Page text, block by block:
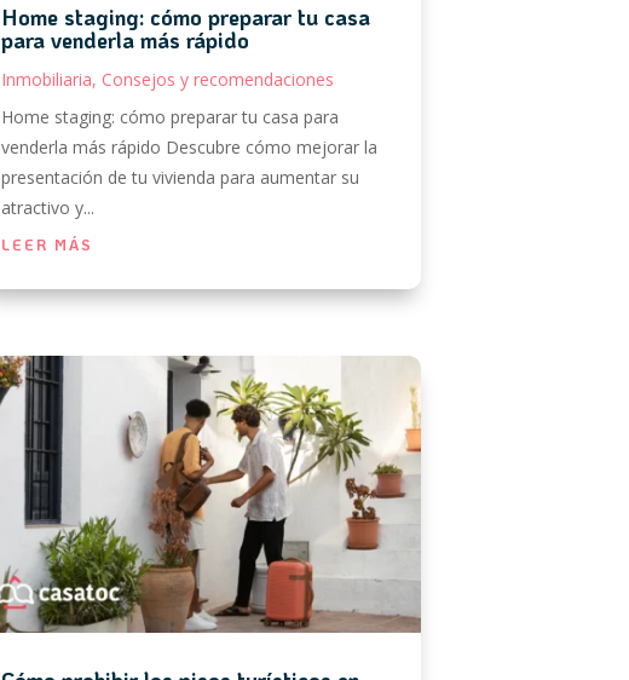
Home staging: cómo preparar tu casa
para venderla más rápido
Inmobiliaria, Consejos y recomendaciones
Home staging: cómo preparar tu casa para
venderla más rápido Descubre cómo mejorar la
presentación de tu vivienda para aumentar su
atractivo y...
LEER MÁS